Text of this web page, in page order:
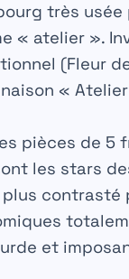
très
« atelier ».
(Fleur
«
pièces de 5
les stars
contrasté
et